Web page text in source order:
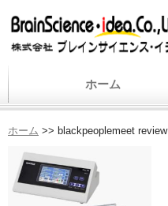
ホーム
ホーム >> blackpeoplemeet review